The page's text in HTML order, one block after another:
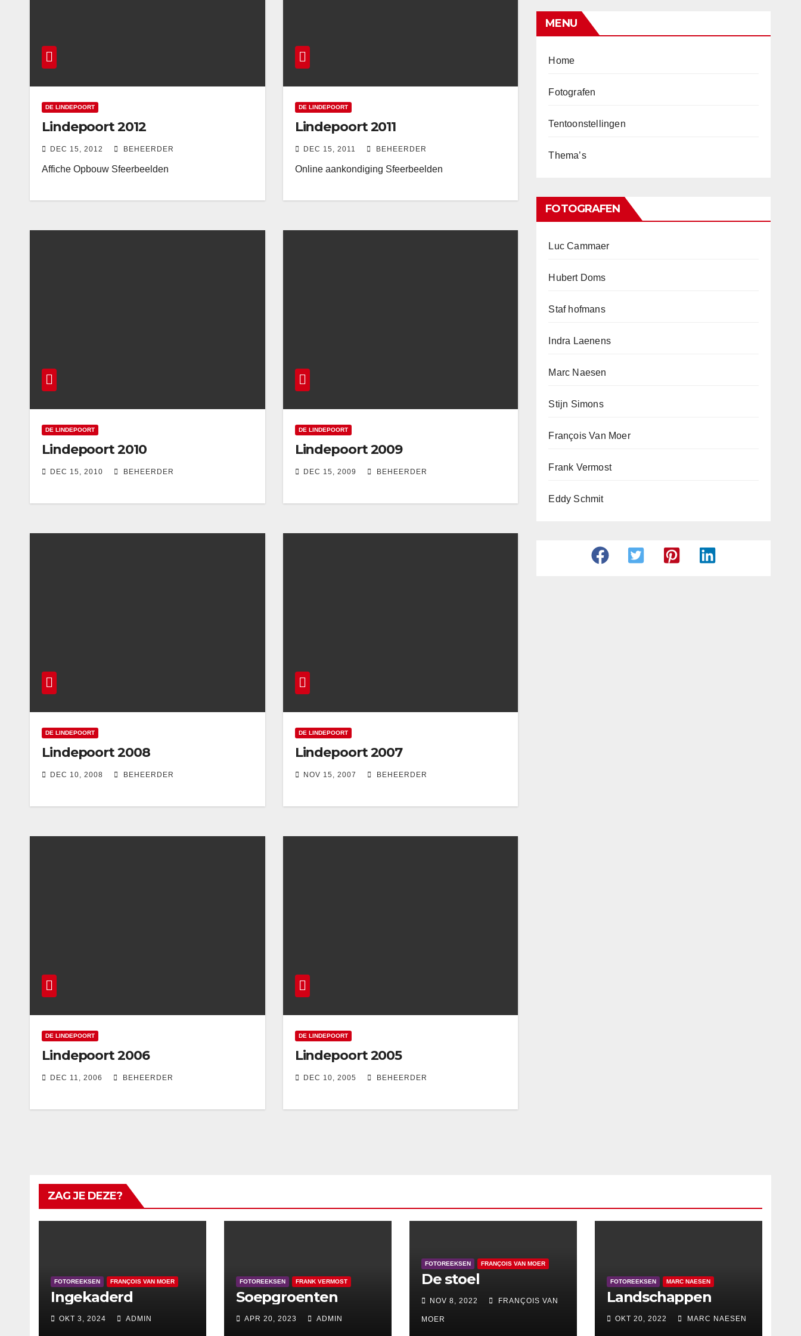
DE LINDEPOORT
Lindepoort 2012
DEC 15, 2012 BEHEERDER
Affiche Opbouw Sfeerbeelden
DE LINDEPOORT
Lindepoort 2011
DEC 15, 2011 BEHEERDER
Online aankondiging Sfeerbeelden
DE LINDEPOORT
Lindepoort 2010
DEC 15, 2010 BEHEERDER
DE LINDEPOORT
Lindepoort 2009
DEC 15, 2009 BEHEERDER
DE LINDEPOORT
Lindepoort 2008
DEC 10, 2008 BEHEERDER
DE LINDEPOORT
Lindepoort 2007
NOV 15, 2007 BEHEERDER
DE LINDEPOORT
Lindepoort 2006
DEC 11, 2006 BEHEERDER
DE LINDEPOORT
Lindepoort 2005
DEC 10, 2005 BEHEERDER
MENU
Home
Fotografen
Tentoonstellingen
Thema’s
FOTOGRAFEN
Luc Cammaer
Hubert Doms
Staf hofmans
Indra Laenens
Marc Naesen
Stijn Simons
François Van Moer
Frank Vermost
Eddy Schmit
ZAG JE DEZE?
FOTOREEKSEN FRANÇOIS VAN MOER
Ingekaderd
OKT 3, 2024 ADMIN
FOTOREEKSEN FRANK VERMOST
Soepgroenten
APR 20, 2023 ADMIN
FOTOREEKSEN FRANÇOIS VAN MOER
De stoel
NOV 8, 2022 FRANÇOIS VAN
MOER
FOTOREEKSEN MARC NAESEN
Landschappen
OKT 20, 2022 MARC NAESEN